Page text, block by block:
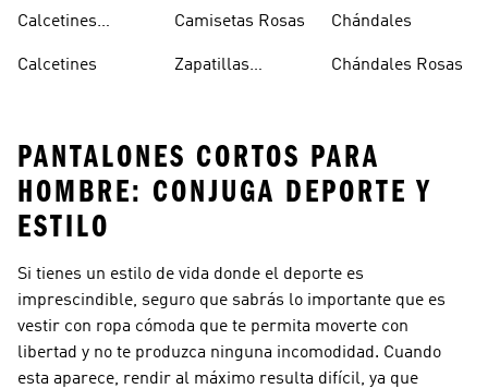
Calcetines
Blancos
Calcetines
Camisetas Rosas
Zapatillas
Chándales
Chándales Rosas
PANTALONES CORTOS PARA
HOMBRE: CONJUGA DEPORTE Y
ESTILO
Si tienes un estilo de vida donde el deporte es
imprescindible, seguro que sabrás lo importante que es
vestir con ropa cómoda que te permita moverte con
libertad y no te produzca ninguna incomodidad. Cuando
esta aparece, rendir al máximo resulta difícil, ya que